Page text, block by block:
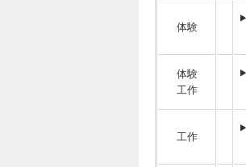
体験
体験
工作
工作